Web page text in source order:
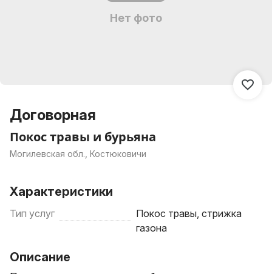
Нет фото
Договорная
Покос травы и бурьяна
Могилевская обл., Костюковичи
Характеристики
Тип услуг
Покос травы, стрижка
газона
Описание